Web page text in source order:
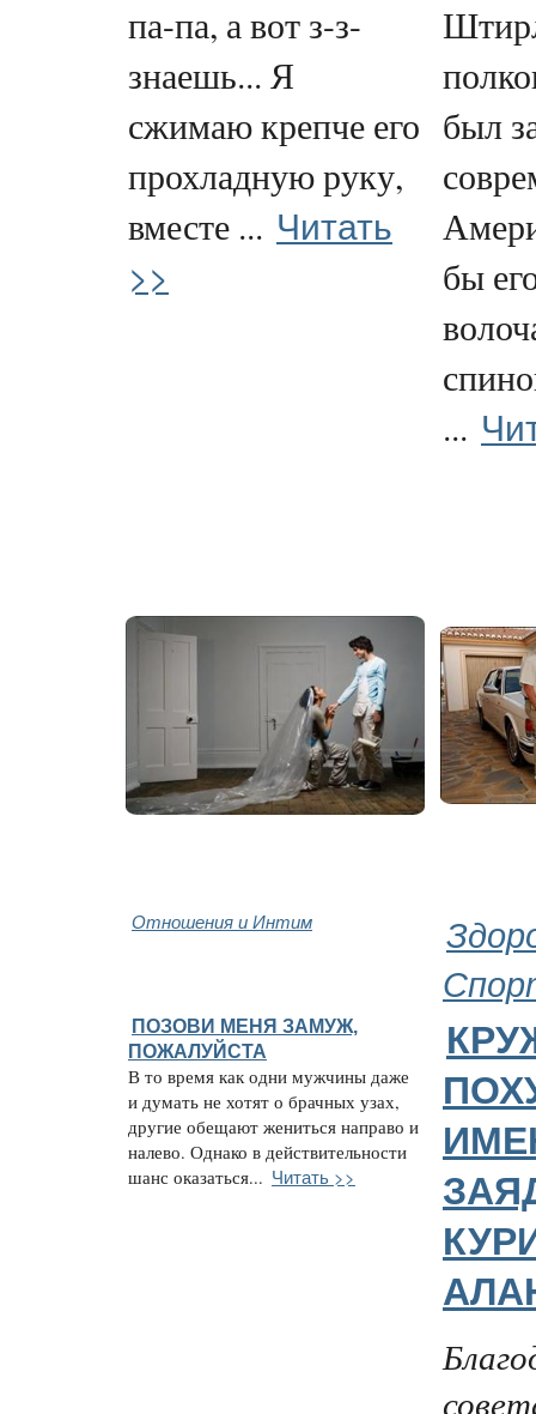
па-па, а вот з-з-
знаешь... Я
сжимаю крепче его
прохладную руку,
вместе ... Читать
>>
был
бы
...
Отношения и Интим
ПОЗОВИ МЕНЯ ЗАМУЖ,
ПОЖАЛУЙСТА
В то время как одни мужчины даже
и думать не хотят о брачных узах,
другие обещают жениться направо и
налево. Однако в действительности
шанс оказаться... Читать >>